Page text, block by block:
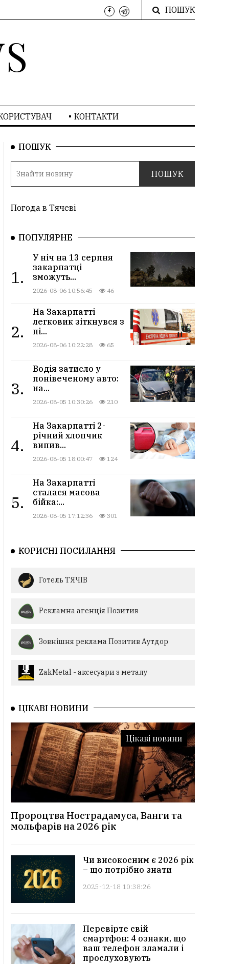
ПОШУК
КОНТАКТИ
ПОШУК
Погода в Тячеві
ПОПУЛЯРНЕ
1.
У ніч на 13 серпня
закарпатці
зможуть...
2026-08-06 10:56:45 46
2.
На Закарпатті
легковик зіткнувся з
пі...
2026-08-06 10:22:28 65
3.
Водія затисло у
понівеченому авто:
на...
2026-08-05 10:30:26 210
4.
На Закарпатті 2-
річний хлопчик
випив...
2026-08-05 18:00:47 124
5.
На Закарпатті
сталася масова
бійка:...
2026-08-05 17:12:36 301
КОРИСНІ ПОСИЛАННЯ
Готель ТЯЧІВ
Рекламна агенція Позитив
Зовнішня реклама Позитив Аутдор
ZakMetal - аксесуари з металу
ЦІКАВІ НОВИНИ
Цікаві новини
Пророцтва Нострадамуса, Ванги та
мольфарів на 2026 рік
Чи високосним є 2026 рік
– що потрібно знати
2025-12-18 10:38:26
Перевірте свій
смартфон: 4 ознаки, що
ваш телефон зламали і
прослуховують